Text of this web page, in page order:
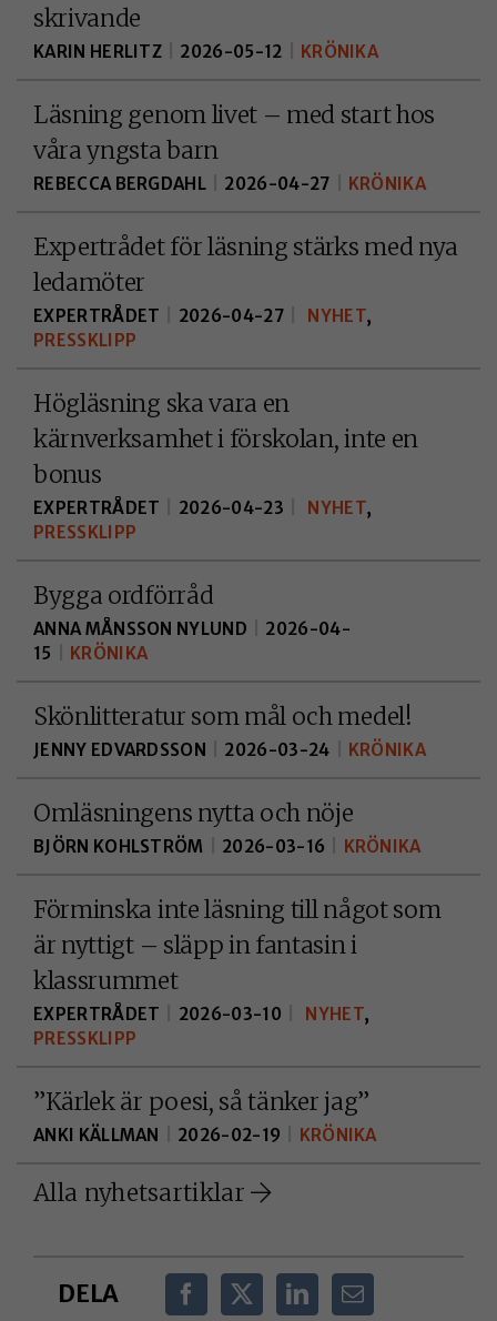
skrivande
KARIN HERLITZ 2026-05-12 KRÖNIKA
Läsning genom livet – med start hos
våra yngsta barn
REBECCA BERGDAHL 2026-04-27 KRÖNIKA
Expertrådet för läsning stärks med nya
ledamöter
EXPERTRÅDET 2026-04-27 NYHET,
PRESSKLIPP
Högläsning ska vara en
kärnverksamhet i förskolan, inte en
bonus
EXPERTRÅDET 2026-04-23 NYHET,
PRESSKLIPP
Bygga ordförråd
ANNA MÅNSSON NYLUND
2026-04-
15
KRÖNIKA
Skönlitteratur som mål och medel!
JENNY EDVARDSSON 2026-03-24 KRÖNIKA
Omläsningens nytta och nöje
BJÖRN KOHLSTRÖM 2026-03-16 KRÖNIKA
Förminska inte läsning till något som
är nyttigt – släpp in fantasin i
klassrummet
EXPERTRÅDET 2026-03-10 NYHET,
PRESSKLIPP
”Kärlek är poesi, så tänker jag”
ANKI KÄLLMAN 2026-02-19 KRÖNIKA
Alla nyhetsartiklar
DELA
KAKOR
kakor aktiverar
grundläggande
på webben, som
till exempel
De behövs för
överhuvudtaget
ska fungera och
välja bort.
STATISTIK
hur du som besökare
interagerar, genom
information
anonymt. I
innebär det att vi ge
dig en bättre
Funktionella
kakor gör det
anpassningar för
dig på